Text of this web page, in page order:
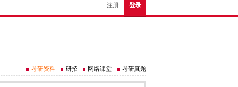
注册 登录
考研资料 研招 网络课堂 考研真题